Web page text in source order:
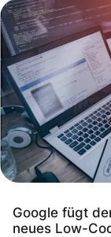
Google fügt
neues Low-